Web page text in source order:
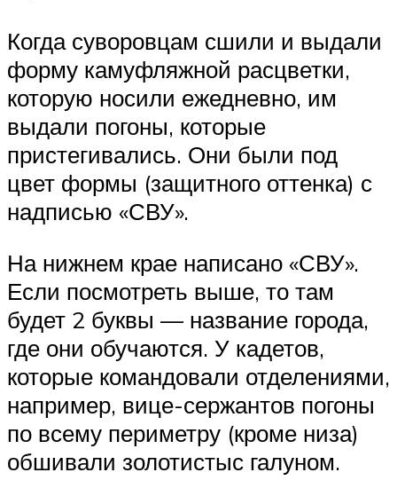
Когда суворовцам сшили и выдали
форму камуфляжной расцветки,
которую носили ежедневно, им
выдали погоны, которые
пристегивались. Они были под
цвет формы (защитного оттенка) с
надписью «СВУ».
На нижнем крае написано «СВУ».
Если посмотреть выше, то там
будет 2 буквы — название города,
где они обучаются. У кадетов,
которые командовали отделениями,
например, вице-сержантов погоны
по всему периметру (кроме низа)
обшивали золотистыс галуном.